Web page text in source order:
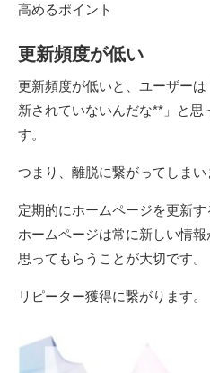
高めるポイント
更新頻度が低い
更新頻度が低いと、ユーザー
新されていないんだな**」と思
す。
つまり、離脱に繋がってしまい
定期的にホームページを更新
ホームページは常に新しい情
思ってもらうことが大切です。
リピーター獲得に繋がります。